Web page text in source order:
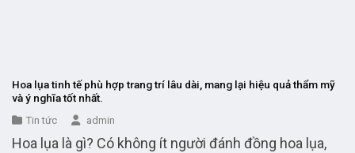
Hoa lụa tinh tế phù hợp trang trí lâu dài, mang lại hiệu quả thẩm mỹ
và ý nghĩa tốt nhất.
Tin tức admin
Hoa lụa là gì? Có không ít người đánh đồng hoa lụa,